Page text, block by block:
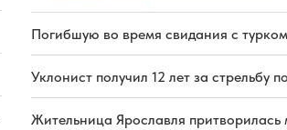
Погибшую во время свидания с
Уклонист получил 12 лет за стрельбу
Жительница Ярославля